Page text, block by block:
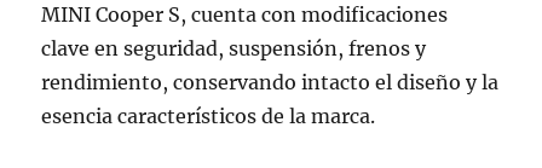
MINI Cooper S, cuenta con modificaciones
clave en seguridad, suspensión, frenos y
rendimiento, conservando intacto el diseño y la
esencia característicos de la marca.